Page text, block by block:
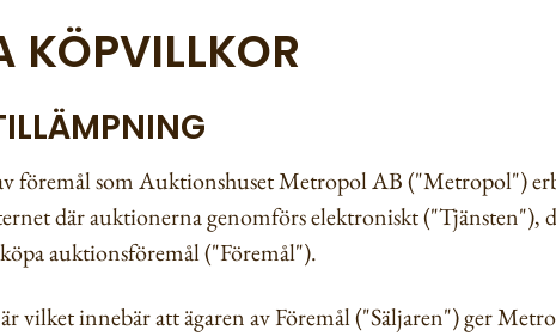
KÖPVILLKOR
föremål som Auktionshuset Metropol AB ("Metropol")
där auktionerna genomförs elektroniskt ("Tjänsten"),
auktionsföremål ("Föremål").
vilket innebär att ägaren av Föremål ("Säljaren") ger